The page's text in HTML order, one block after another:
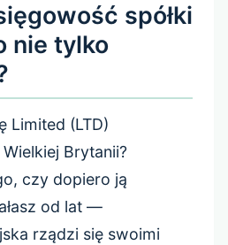
spółki
nie tylko
Limited (LTD)
Brytanii?
czy dopiero ją
od lat —
rządzi się swoimi